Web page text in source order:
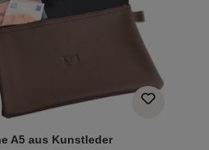
A5 aus Kunstleder